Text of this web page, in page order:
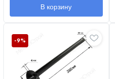
В корзину
-9%